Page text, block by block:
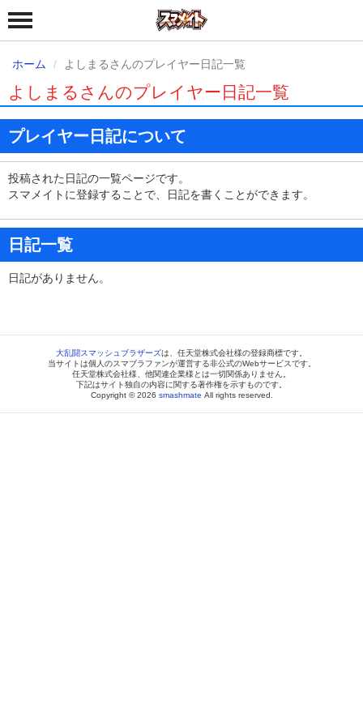
ホーム よしまるさんのプレイヤー日記一覧
よしまるさんのプレイヤー日記一覧
プレイヤー日記について
投稿された日記の一覧ページです。
スマメイトに登録することで、日記を書くことができます。
日記一覧
日記がありません。
大乱闘スマッシュブラザーズは、任天堂株式会社様の登録商標です。
当サイトは個人のスマブラファンが運営する非公式のWebサービスです。
任天堂株式会社様、他関連企業様とは一切関係ありません。
下記はサイト独自の内容に関する著作権を示すものです。
Copyright © 2026 smashmate All rights reserved.